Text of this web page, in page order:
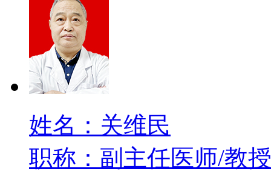
姓名：关维民
职称：副主任医师/教授